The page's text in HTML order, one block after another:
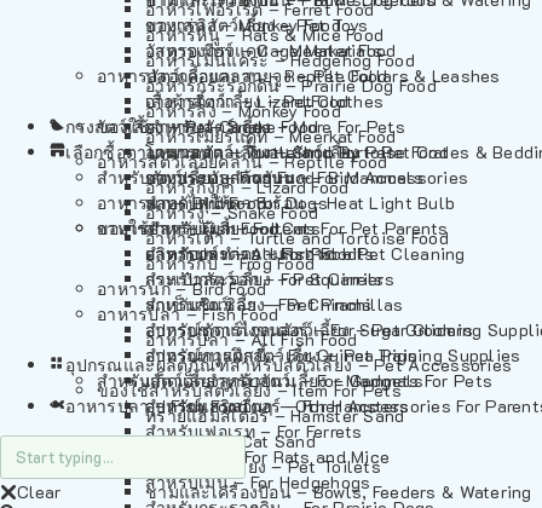
อาหารเฟอร์เร็ต – Ferret Food
อาหารหนู – Rats & Mice Food
อาหารเม่นแคระ – Hedgehog Food
อาหารกระรอกดิน – Prairie Dog Food
อาหารลิง – Monkey Food
อาหารเมียร์แคท – Meerkat Food
อาหารสัตว์เลี้อยคลาน – Reptile Food
อาหารกิ้งก่า – Lizard Food
อาหารงู – Snake Food
อาหารเต่า – Turtle and Tortoise Food
อาหารกบ – Frog Food
อาหารนก – Bird Food
อาหารปลา – Fish Food
อาหารปลา – All Fish Food
อุปกรณและผลิตภัณฑ์สำหรับสัตว์เลี้ยง – Pet Accessories
ของใช้สำหรับสัตว์เลี้ยง – Item For Pets
ทรายแฮมสเตอร์ – Hamster Sand
ทรายแมว – Cat Sand
ห้องน้ำสัตว์เลี้ยง – Pet Toilets
ชามและเครื่องป้อน – Bowls, Feeders & Watering
อาหารลิง – Monkey Food
อาหารเมียร์แคท – Meerkat Food
อาหารสัตว์เลี้อยคลาน – Reptile Food
อาหารกิ้งก่า – Lizard Food
อาหารงู – Snake Food
อาหารเต่า – Turtle and Tortoise Food
อาหารกบ – Frog Food
อาหารนก – Bird Food
อาหารปลา – Fish Food
อาหารปลา – All Fish Food
ของเล่นสัตว์เลี้ยง – Pet Toys
วัสดุรองกรง – Cage Materials
ปลอกคอและสายจูง – Pet Collars & Leashes
เสื้อผ้าสัตว์เลี้ยง – Pet Clothes
ของใช้สำหรับสัตว์เลี้ยง – More For Pets
โดมนอนและที่นอนสัตว์เลี้ยง – Pet Crates &
ของประดับสำหรับนก – Bird Accessories
หลอดไฟให้ความร้อน – Heat Light Bulb
ของใช้สำหรับผู้เลี้ยง – Items For Pet Parents
ผลิตภัณฑ์ทำความสะอาด – Pet Cleaning
กระเป๋าสัตว์เลี้ยง – Pet Carriers
รถเข็นสัตว์เลี้ยง – Pet Prams
อุปกรณ์ตัดแต่งขนสัตว์เลี้ยง – Pet Grooming
อุปกรณ์การฝึกสัตว์เลี้ยง – Pet Training Supplies
แก็ดเจ็ตสำหรับสัตว์เลี้ยง – Gadgets For Pets
อุปกรณ์เสริมอื่นๆ – Other Accessories For
กรงสัตว์เลี้ยง – Pet Cages
เลือกซื้อตามหมวดสัตว์เลี้ยง – Shop By Pet
สำหรับสัตว์เลี้ยงลูกด้วยนม – For Mammals
สำหรับสุนัข – For Dogs
สำหรับแมว – For Cats
สำหรับกระต่าย – For Rabbits
สำหรับกระรอก – For Squirrels
สำหรับชินชิล่า – For Chinchillas
สำหรับชูการ์ไกลเดอร์ – For Sugar Gliders
สำหรับหนูแกสบี้ – For Guinea Pigs
สำหรับสัตว์เลี้ยงลูกด้วยนม – For Mammals
สำหรับแฮมสเตอร์ – For Hamsters
สำหรับเฟอเรท – For Ferrets
สำหรับหนู – For Rats and Mice
สำหรับเม่น – For Hedgehogs
อาหารปลา – Fish Food
Clear